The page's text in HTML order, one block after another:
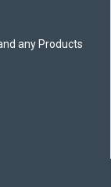
any Products